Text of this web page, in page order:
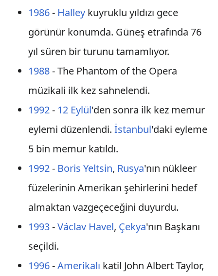
1986- Halleykuyruklu yıldızı gece
görünür konumda. Güneş etrafında 76
yıl süren bir turunu tamamlıyor.
1988- The Phantom of the Opera
müzikali ilk kez sahnelendi.
1992- 12 Eylül'den sonra ilk kez memur
eylemi düzenlendi. İstanbul'daki eyleme
5 bin memur katıldı.
1992- Boris Yeltsin, Rusya'nın nükleer
füzelerinin Amerikan şehirlerini hedef
almaktan vazgeçeceğini duyurdu.
1993-Václav Havel, Çekya'nın Başkanı
seçildi.
1996-Amerikalı katil John Albert Taylor,